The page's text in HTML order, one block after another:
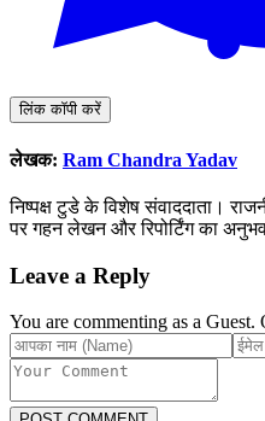
लिंक कॉपी करें
लेखक: Ram Chandra Yadav
निष्पक्ष टुडे के विशेष संवाददाता।
पर गहन लेखन और रिपोर्टिंग का
Leave a Reply
You are commenting as a Guest.